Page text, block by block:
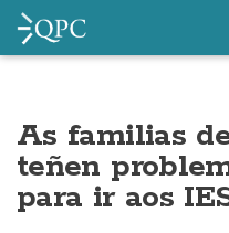
As familias
teñen
para ir aos